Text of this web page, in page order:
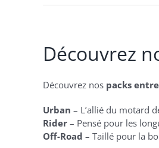
Découvrez
Découvrez nos packs
Urban – L’allié du motard
Rider – Pensé pour les
Off-Road – Taillé pour la